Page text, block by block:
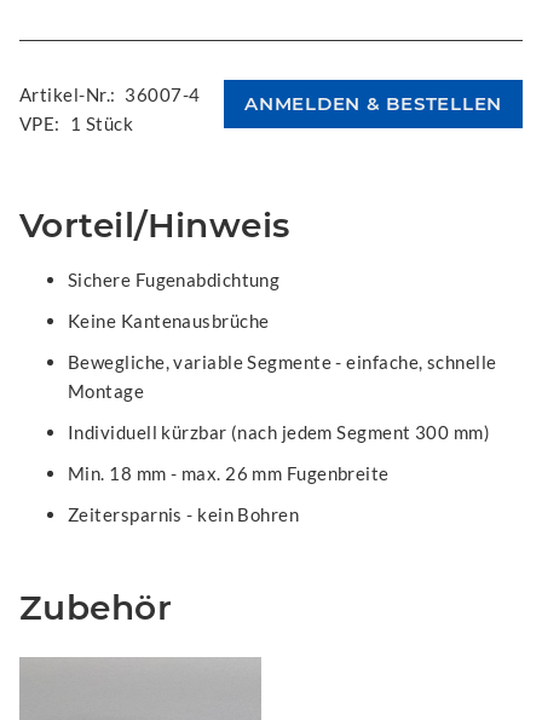
Artikel-Nr.: 36007-4
VPE:
1 Stück
Vorteil/Hinweis
Sichere Fugenabdichtung
Keine Kantenausbrüche
Bewegliche, variable Segmente - einfache, schnelle
Montage
Individuell kürzbar (nach jedem Segment 300 mm)
Min. 18 mm - max. 26 mm Fugenbreite
Zeitersparnis - kein Bohren
Zubehör